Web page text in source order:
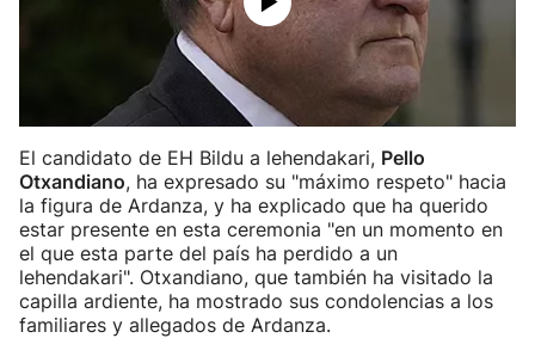
El candidato de EH Bildu a lehendakari, Pello
Otxandiano, ha expresado su "máximo respeto" hacia
la figura de Ardanza, y ha explicado que ha querido
estar presente en esta ceremonia "en un momento en
el que esta parte del país ha perdido a un
lehendakari". Otxandiano, que también ha visitado la
capilla ardiente, ha mostrado sus condolencias a los
familiares y allegados de Ardanza.